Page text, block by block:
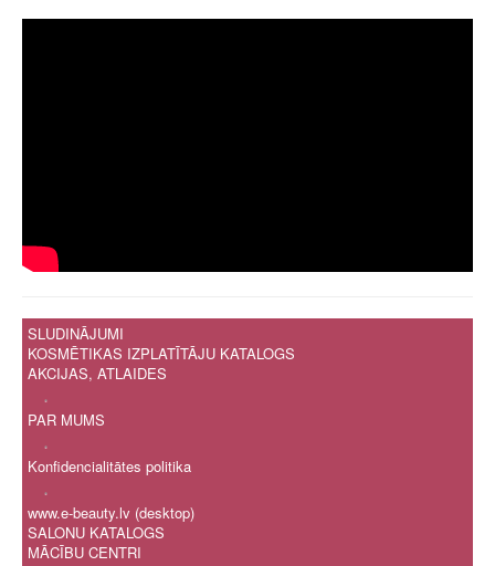
SLUDINĀJUMI
KOSMĒTIKAS IZPLATĪTĀJU KATALOGS
AKCIJAS, ATLAIDES
.
PAR MUMS
.
Konfidencialitātes politika
.
www.e-beauty.lv (desktop)
SALONU KATALOGS
MĀCĪBU CENTRI